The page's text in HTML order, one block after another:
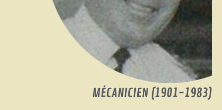
MÉCANICIEN (1901-1983)